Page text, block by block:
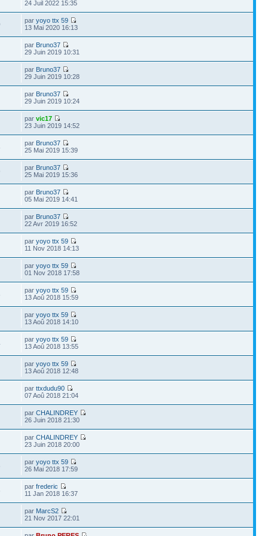
24 Juil 2022 15:35
paryoyo ttx 59
13 Mai 2020 16:13
par Bruno37
29 Juin 2019 10:31
par Bruno37
29 Juin 2019 10:28
par Bruno37
29 Juin 2019 10:24
parvic17
23 Juin 2019 14:52
par Bruno37
25 Mai 2019 15:39
par Bruno37
25 Mai 2019 15:36
par Bruno37
05 Mai 2019 14:41
par Bruno37
22 Avr 2019 16:52
paryoyo ttx 59
11 Nov 2018 14:13
paryoyo ttx 59
01 Nov 2018 17:58
paryoyo ttx 59
13 Aoû 2018 15:59
paryoyo ttx 59
13 Aoû 2018 14:10
paryoyo ttx 59
13 Aoû 2018 13:55
paryoyo ttx 59
13 Aoû 2018 12:48
parttxdudu90
07 Aoû 2018 21:04
parCHALINDREY
26 Juin 2018 21:30
parCHALINDREY
23 Juin 2018 20:00
paryoyo ttx 59
26 Mai 2018 17:59
parfrederic
11 Jan 2018 16:37
par MarcS2
21 Nov 2017 22:01